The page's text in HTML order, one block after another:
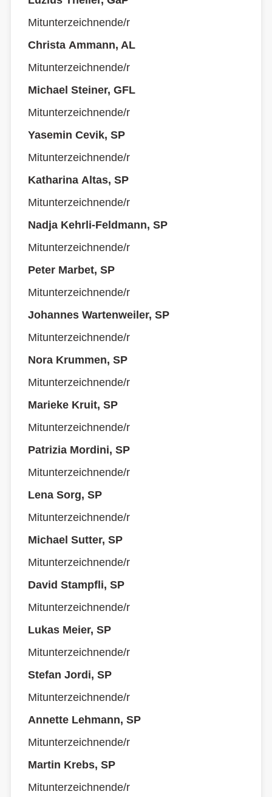
Mitunterzeichnende/r
Christa Ammann, AL
Mitunterzeichnende/r
Michael Steiner, GFL
Mitunterzeichnende/r
Yasemin Cevik, SP
Mitunterzeichnende/r
Katharina Altas, SP
Mitunterzeichnende/r
Nadja Kehrli-Feldmann, SP
Mitunterzeichnende/r
Peter Marbet, SP
Mitunterzeichnende/r
Johannes Wartenweiler, SP
Mitunterzeichnende/r
Nora Krummen, SP
Mitunterzeichnende/r
Marieke Kruit, SP
Mitunterzeichnende/r
Patrizia Mordini, SP
Mitunterzeichnende/r
Lena Sorg, SP
Mitunterzeichnende/r
Michael Sutter, SP
Mitunterzeichnende/r
David Stampfli, SP
Mitunterzeichnende/r
Lukas Meier, SP
Mitunterzeichnende/r
Stefan Jordi, SP
Mitunterzeichnende/r
Annette Lehmann, SP
Mitunterzeichnende/r
Martin Krebs, SP
Mitunterzeichnende/r